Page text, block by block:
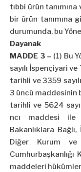
tıbbi ürün
bir ürün tanımına
durumunda, bu
Dayanak
MADDE 3 – (1) Bu
sayılı İspençiyari
tarihli ve 3359
3 üncü maddesinin
tarihli ve 5624
ncı maddesi
Bakanlıklara
Diğer Kurum ve
maddeleri